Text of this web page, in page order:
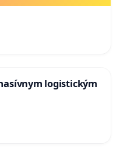
logistickým